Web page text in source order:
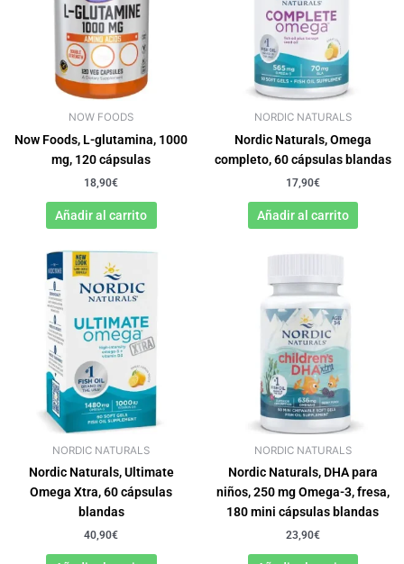
NOW FOODS
Now Foods, L-glutamina, 1000
mg, 120 cápsulas
18,90€
Añadir al carrito
NORDIC NATURALS
Nordic Naturals, Omega
completo, 60 cápsulas blandas
17,90€
Añadir al carrito
NORDIC NATURALS
Nordic Naturals, Ultimate
Omega Xtra, 60 cápsulas
blandas
40,90€
NORDIC NATURALS
Nordic Naturals, DHA para
niños, 250 mg Omega-3, fresa,
180 mini cápsulas blandas
23,90€